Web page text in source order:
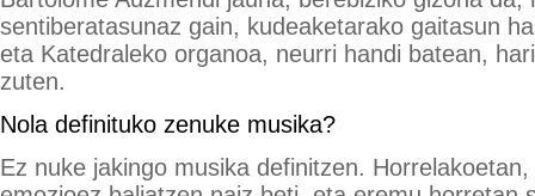
sentiberatasunaz gain, kudeaketarako gaitasun
eta Katedraleko organoa, neurri handi batean,
zuten.
Nola definituko zenuke musika?
Ez nuke jakingo musika definitzen.